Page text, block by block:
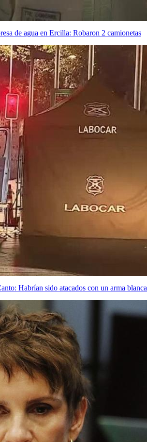
de agua en Ercilla: Robaron 2 camionetas
Habrían sido atacados con un arma blanca